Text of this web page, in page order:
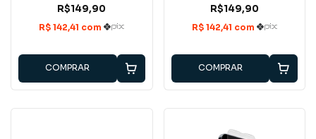
R$149,90
COMPRAR
R$149,90
COMPRAR